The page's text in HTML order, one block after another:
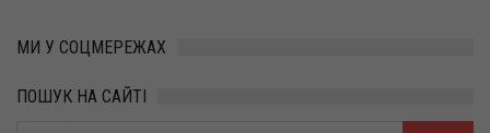
МИ У СОЦМЕРЕЖАХ
ПОШУК НА САЙТІ